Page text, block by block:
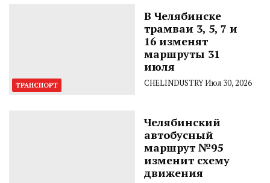
ТРАНСПОРТ
В Челябинске
трамваи 3, 5, 7 и
16 изменят
маршруты 31
июля
CHELINDUSTRYИюл 30, 2026
Челябинский
автобусный
маршрут №95
изменит схему
движения